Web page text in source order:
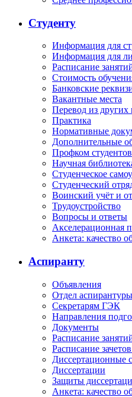
Студенту
Информация для
Информация для
Расписание
Стоимость
Банковские
Вакантные места
Перевод из других
Практика
Нормативные
Дополнительные
Профком студентов
Научная
Студенческое
Студенческий
Воинский учёт и
Трудоустройство
Вопросы и ответы
Акселерационная
Анкета: качество
Аспиранту
Объявления
Отдел аспирантуры
Секретарям ГЭК
Направления
Документы
Расписание
Расписание
Диссертационные
Диссертации
Защиты
Анкета: качество